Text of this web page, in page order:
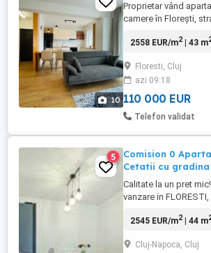
10
Proprietar vând
camere în Florești,
află la parter înalt,
recent, este orientat
fost locuit niciodată,
astfel: living ...
2558 EUR/m2| 43 m
Floresti, Cluj
azi 09:18
110 000 EUR
Telefon validat
5
Comision 0
Cetatii cu gradina
Calitate la un pret
vanzare in
o suprafata de 44
dotat cu centrala
2545 EUR/m2| 44 m
Cluj-Napoca, Cluj